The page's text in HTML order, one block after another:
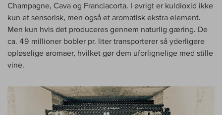
Champagne, Cava og Franciacorta. I øvrigt er kuldioxid ikke
kun et sensorisk, men også et aromatisk ekstra element.
Men kun hvis det produceres gennem naturlig gæring. De
ca. 49 millioner bobler pr. liter transporterer så yderligere
opløselige aromaer, hvilket gør dem uforlignelige med stille
vine.